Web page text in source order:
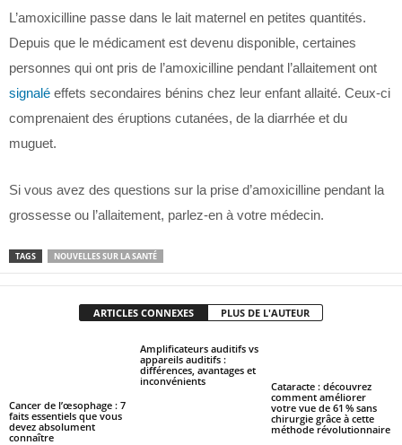
L’amoxicilline passe dans le lait maternel en petites quantités.
Depuis que le médicament est devenu disponible, certaines
personnes qui ont pris de l’amoxicilline pendant l’allaitement ont
signalé effets secondaires bénins chez leur enfant allaité. Ceux-ci
comprenaient des éruptions cutanées, de la diarrhée et du
muguet.
Si vous avez des questions sur la prise d’amoxicilline pendant la
grossesse ou l’allaitement, parlez-en à votre médecin.
TAGS NOUVELLES SUR LA SANTÉ
ARTICLES CONNEXES PLUS DE L'AUTEUR
Cancer de l’œsophage : 7
faits essentiels que vous
devez absolument
connaître
Amplificateurs auditifs vs
appareils auditifs :
différences, avantages et
inconvénients
Cataracte : découvrez
comment améliorer
votre vue de 61 % sans
chirurgie grâce à cette
méthode révolutionnaire